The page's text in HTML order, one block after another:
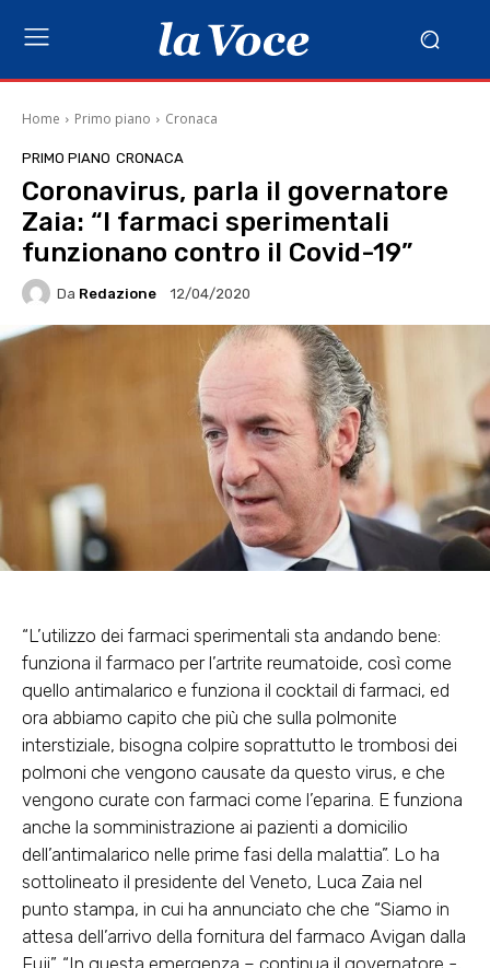
Home Primo piano Cronaca
PRIMO PIANO CRONACA
Coronavirus, parla il governatore
Zaia: “I farmaci sperimentali
funzionano contro il Covid-19”
Da Redazione 12/04/2020
“L’utilizzo dei farmaci sperimentali sta andando bene:
funziona il farmaco per l’artrite reumatoide, così come
quello antimalarico e funziona il cocktail di farmaci, ed
ora abbiamo capito che più che sulla polmonite
interstiziale, bisogna colpire soprattutto le trombosi dei
polmoni che vengono causate da questo virus, e che
vengono curate con farmaci come l’eparina. E funziona
anche la somministrazione ai pazienti a domicilio
dell’antimalarico nelle prime fasi della malattia”. Lo ha
sottolineato il presidente del Veneto, Luca Zaia nel
punto stampa, in cui ha annunciato che che “Siamo in
attesa dell’arrivo della fornitura del farmaco Avigan dalla